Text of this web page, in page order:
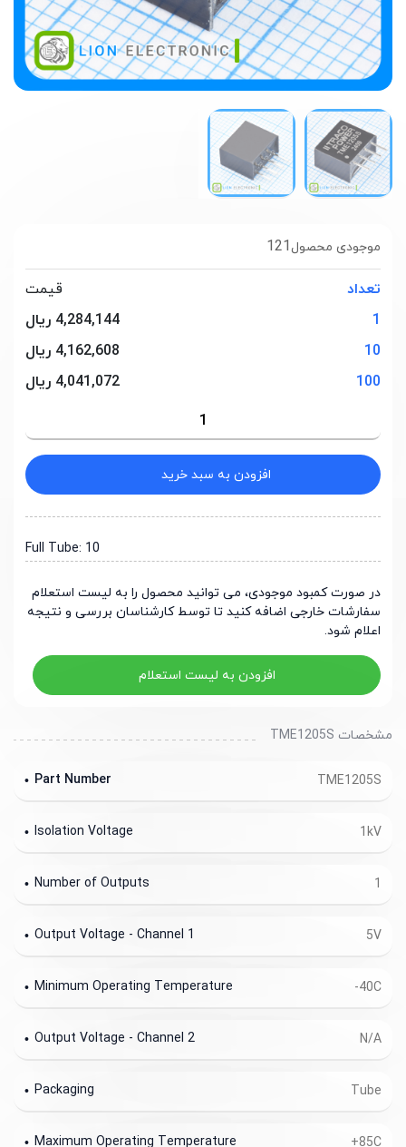
121 موجودی محصول
تعداد
قیمت
1
4,284,144 ریال
10
4,162,608 ریال
100
4,041,072 ریال
افزودن به سبد خرید
Full Tube: 10
در صورت کمبود موجودی، می توانید محصول را به لیست استعلام
سفارشات خارجی اضافه کنید تا توسط کارشناسان بررسی و نتیجه
اعلام شود.
افزودن به لیست استعلام
مشخصات TME1205S
TME1205S
Part Number
1kV
Isolation Voltage
1
Number of Outputs
5V
Output Voltage - Channel 1
-40C
Minimum Operating Temperature
N/A
Output Voltage - Channel 2
Tube
Packaging
+85C
Maximum Operating Temperature